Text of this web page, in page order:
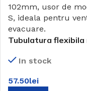
Tubulatura
In stock
57.50lei